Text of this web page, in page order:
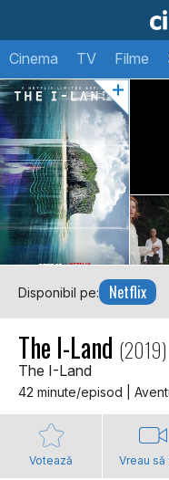
Cinema TV Filme
Disponibil pe: Netflix
The I-Land (2019)
The I-Land
42 minute/episod |
Votează Vreau să